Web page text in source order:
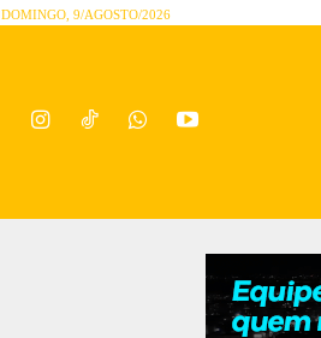
DOMINGO, 9/AGOSTO/2026